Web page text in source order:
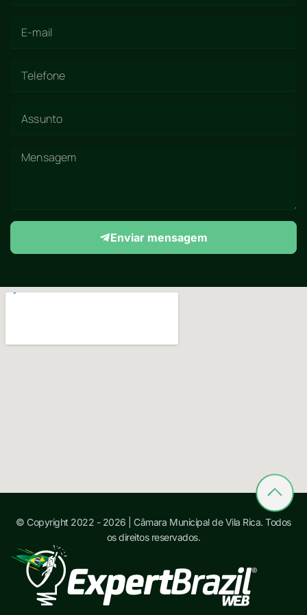
Enviar mensagem
© Copyright 2022 - 2026 | Câmara Municipal de Vila Rica. Todos
os direitos reservados.